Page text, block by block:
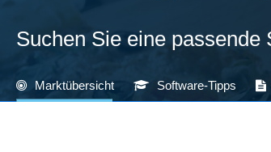
Suchen Sie eine
Marktübersicht Software-Tipps